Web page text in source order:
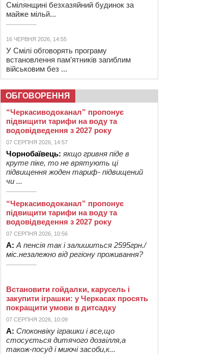
Смілянщині безхазяйний будинок за
майже мільй...
16 ЧЕРВНЯ 2026, 14:55
У Смілі обговорять програму
встановлення пам’ятників загиблим
військовим без ...
ОБГОВОРЕННЯ
“Черкасиводоканал” пропонує
підвищити тарифи на воду та
водовідведення з 2027 року
07 СЕРПНЯ 2026, 14:57
Чорнобаївець: якщо гривня піде в
круте піке, то не врятують ці
підвищення жоден тариф- підвищений
чи ...
“Черкасиводоканал” пропонує
підвищити тарифи на воду та
водовідведення з 2027 року
07 СЕРПНЯ 2026, 10:56
А: А пенсія так і залишиться 2595грн./
міс.незалежно від регіону проживання?
Встановити гойдалки, карусель і
закупити іграшки: у Черкасах просять
покращити умови в дитсадку
07 СЕРПНЯ 2026, 10:09
А: Споконвіку іграшки і все,що
стосується дитячого дозвілля,а
також-посуд і миючі засоби,к...